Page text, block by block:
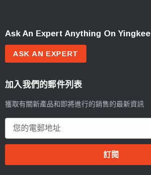
Ask An Expert Anything On Yingkee
ASK AN EXPERT
加入我們的郵件列表
獲取有關新產品和即將進行的銷售的最新資訊
郵